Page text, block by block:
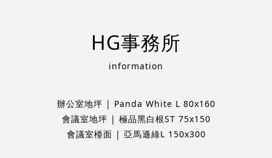
HG事務所
information
辦公室地坪 | Panda White L 80x160
會議室地坪 | 極品黑白根ST 75x150
會議室檯面 | 亞馬遜綠L 150x300